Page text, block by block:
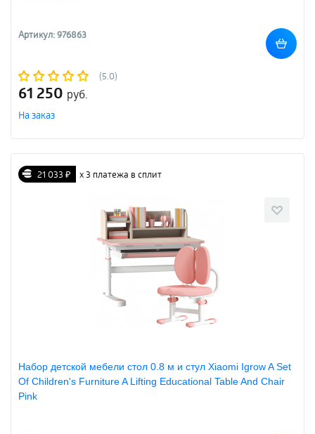
Артикул: 976863
(5.0)
61 250 руб.
На заказ
21 033 ₽ х 3 платежа в сплит
Набор детской мебели стол 0.8 м и стул Xiaomi Igrow A Set
Of Children's Furniture A Lifting Educational Table And Chair
Pink